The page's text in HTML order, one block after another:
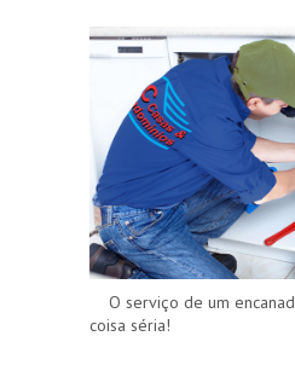
O serviço de um
coisa séria!